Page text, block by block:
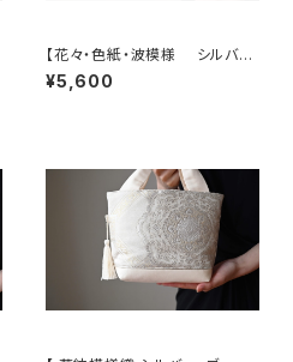
【花々・色紙・波模様 シルバ
ー・薄ピンク シルク帯リメイク
ミニサブバッグ フォーマルバッ
¥5,600